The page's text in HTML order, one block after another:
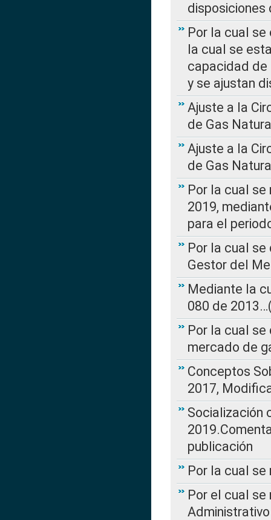
disposiciones
Por la cual se
la cual se
capacidad de
y se ajustan
Ajuste a la
de Gas
Ajuste a la
de Gas
Por la cual se
2019,
para el
Por la cual
Gestor del
Mediante la
080 de
Por la cual
mercado de
Conceptos
2017,
Socialización
publicación
Por la cual se
Por el cual